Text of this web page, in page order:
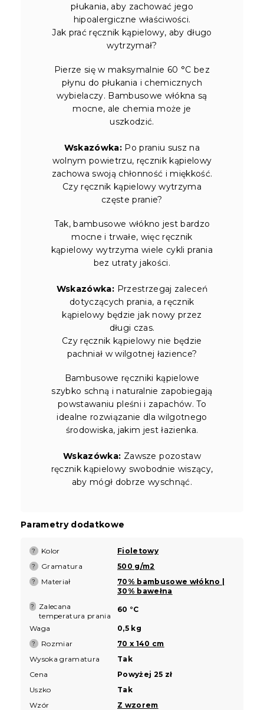
płukania, aby zachować jego
hipoalergiczne właściwości.
Jak prać ręcznik kąpielowy, aby długo
wytrzymał?
Pierze się w maksymalnie 60 °C bez
płynu do płukania i chemicznych
wybielaczy. Bambusowe włókna są
mocne, ale chemia może je
uszkodzić.
Wskazówka: Po praniu susz na
wolnym powietrzu, ręcznik kąpielowy
zachowa swoją chłonność i miękkość.
Czy ręcznik kąpielowy wytrzyma
częste pranie?
Tak, bambusowe włókno jest bardzo
mocne i trwałe, więc ręcznik
kąpielowy wytrzyma wiele cykli prania
bez utraty jakości.
Wskazówka: Przestrzegaj zaleceń
dotyczących prania, a ręcznik
kąpielowy będzie jak nowy przez
długi czas.
Czy ręcznik kąpielowy nie będzie
pachniał w wilgotnej łazience?
Bambusowe ręczniki kąpielowe
szybko schną i naturalnie zapobiegają
powstawaniu pleśni i zapachów. To
idealne rozwiązanie dla wilgotnego
środowiska, jakim jest łazienka.
Wskazówka: Zawsze pozostaw
ręcznik kąpielowy swobodnie wiszący,
aby mógł dobrze wyschnąć.
Parametry dodatkowe
? Kolor Fioletowy
? Gramatura 500 g/m2
? Materiał
70% bambusowe włókno |
30% bawełna
?
Zalecana
temperatura prania
60 °C
Waga 0,5 kg
? Rozmiar
70 x 140 cm
Wysoka gramatura
Tak
Cena
Powyżej 25 zł
Uszko
Tak
Wzór
Z wzorem